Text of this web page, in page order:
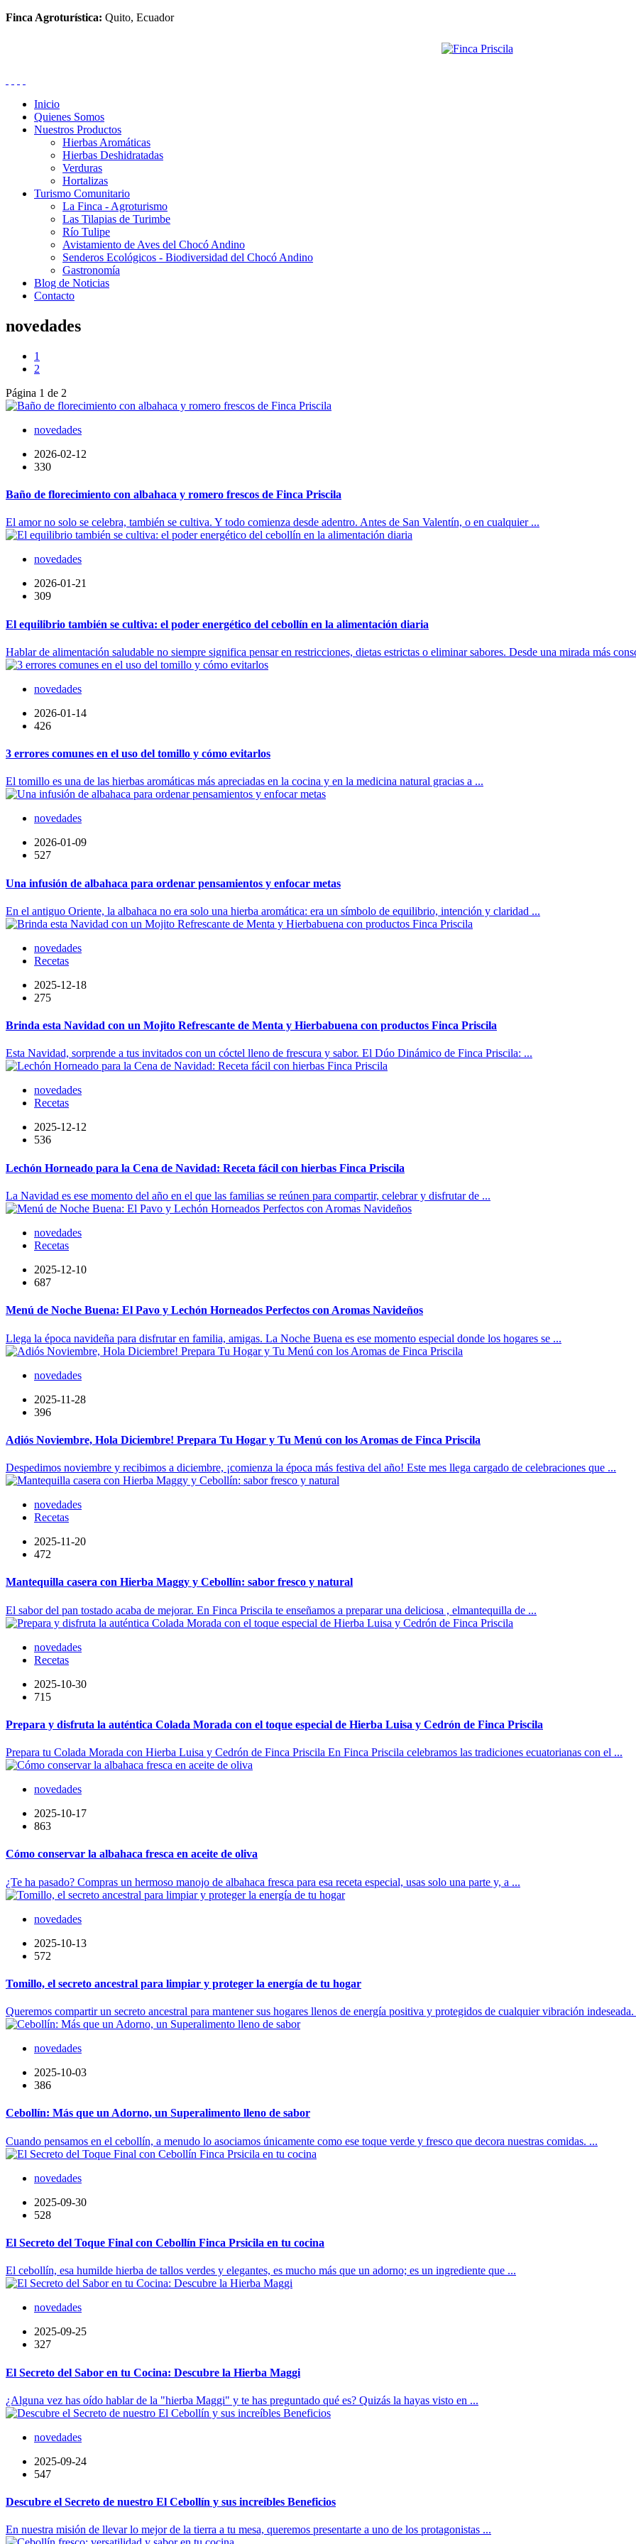
Finca Agroturística: Quito, Ecuador
Inicio
Quienes Somos
Nuestros Productos
Hierbas Aromáticas
Hierbas Deshidratadas
Verduras
Hortalizas
Turismo Comunitario
La Finca - Agroturismo
Las Tilapias de Turimbe
Río Tulipe
Avistamiento de Aves del Chocó Andino
Senderos Ecológicos - Biodiversidad del Chocó Andino
Gastronomía
Blog de Noticias
Contacto
novedades
1
2
Página 1 de 2
novedades
2026-02-12
330
Baño de florecimiento con albahaca y romero frescos de Finca Priscila
El amor no solo se celebra, también se cultiva. Y todo comienza desde adentro. Antes de San Valentín, o en cualquier ...
novedades
2026-01-21
309
El equilibrio también se cultiva: el poder energético del cebollín en la alimentación diaria
Hablar de alimentación saludable no siempre significa pensar en restricciones, dietas estrictas o eliminar sabores. Desde una mirada más
novedades
2026-01-14
426
3 errores comunes en el uso del tomillo y cómo evitarlos
El tomillo es una de las hierbas aromáticas más apreciadas en la cocina y en la medicina natural gracias a ...
novedades
2026-01-09
527
Una infusión de albahaca para ordenar pensamientos y enfocar metas
En el antiguo Oriente, la albahaca no era solo una hierba aromática: era un símbolo de equilibrio, intención y claridad ...
novedades
Recetas
2025-12-18
275
Brinda esta Navidad con un Mojito Refrescante de Menta y Hierbabuena con productos Finca Priscila
Esta Navidad, sorprende a tus invitados con un cóctel lleno de frescura y sabor. El Dúo Dinámico de Finca Priscila: ...
novedades
Recetas
2025-12-12
536
Lechón Horneado para la Cena de Navidad: Receta fácil con hierbas Finca Priscila
La Navidad es ese momento del año en el que las familias se reúnen para compartir, celebrar y disfrutar de ...
novedades
Recetas
2025-12-10
687
Menú de Noche Buena: El Pavo y Lechón Horneados Perfectos con Aromas Navideños
Llega la época navideña para disfrutar en familia, amigas. La Noche Buena es ese momento especial donde los hogares se ...
novedades
2025-11-28
396
Adiós Noviembre, Hola Diciembre! Prepara Tu Hogar y Tu Menú con los Aromas de Finca Priscila
Despedimos noviembre y recibimos a diciembre, ¡comienza la época más festiva del año! Este mes llega cargado de celebraciones que ...
novedades
Recetas
2025-11-20
472
Mantequilla casera con Hierba Maggy y Cebollín: sabor fresco y natural
El sabor del pan tostado acaba de mejorar. En Finca Priscila te enseñamos a preparar una deliciosa , elmantequilla de ...
novedades
Recetas
2025-10-30
715
Prepara y disfruta la auténtica Colada Morada con el toque especial de Hierba Luisa y Cedrón de Finca Priscila
Prepara tu Colada Morada con Hierba Luisa y Cedrón de Finca Priscila En Finca Priscila celebramos las tradiciones ecuatorianas con el ...
novedades
2025-10-17
863
Cómo conservar la albahaca fresca en aceite de oliva
¿Te ha pasado? Compras un hermoso manojo de albahaca fresca para esa receta especial, usas solo una parte y, a ...
novedades
2025-10-13
572
Tomillo, el secreto ancestral para limpiar y proteger la energía de tu hogar
Queremos compartir un secreto ancestral para mantener sus hogares llenos de energía positiva y protegidos de cualquier vibración
novedades
2025-10-03
386
Cebollín: Más que un Adorno, un Superalimento lleno de sabor
Cuando pensamos en el cebollín, a menudo lo asociamos únicamente como ese toque verde y fresco que decora nuestras comidas. ...
novedades
2025-09-30
528
El Secreto del Toque Final con Cebollín Finca Prsicila en tu cocina
El cebollín, esa humilde hierba de tallos verdes y elegantes, es mucho más que un adorno; es un ingrediente que ...
novedades
2025-09-25
327
El Secreto del Sabor en tu Cocina: Descubre la Hierba Maggi
¿Alguna vez has oído hablar de la "hierba Maggi" y te has preguntado qué es? Quizás la hayas visto en ...
novedades
2025-09-24
547
Descubre el Secreto de nuestro El Cebollín y sus increíbles Beneficios
En nuestra misión de llevar lo mejor de la tierra a tu mesa, queremos presentarte a uno de los protagonistas ...